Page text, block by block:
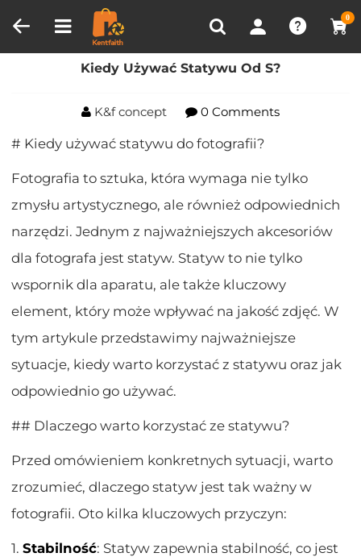
0
OSTATNIO OGLĄDANE
Porównanie produktów (0)
Dom Blog Kiedy Używać Statywu Od S?
Kiedy Używać Statywu Od S?
K&f concept 0 Comments
# Kiedy używać statywu do fotografii?
Fotografia to sztuka, która wymaga nie tylko
zmysłu artystycznego, ale również odpowiednich
narzędzi. Jednym z najważniejszych akcesoriów
dla fotografa jest statyw. Statyw to nie tylko
wspornik dla aparatu, ale także kluczowy
element, który może wpływać na jakość zdjęć. W
tym artykule przedstawimy najważniejsze
sytuacje, kiedy warto korzystać z statywu oraz jak
odpowiednio go używać.
## Dlaczego warto korzystać ze statywu?
Przed omówieniem konkretnych sytuacji, warto
zrozumieć, dlaczego statyw jest tak ważny w
fotografii. Oto kilka kluczowych przyczyn:
1.Stabilność: Statyw zapewnia stabilność, co jest